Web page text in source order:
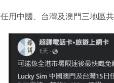
用中國、台灣及澳門三地區